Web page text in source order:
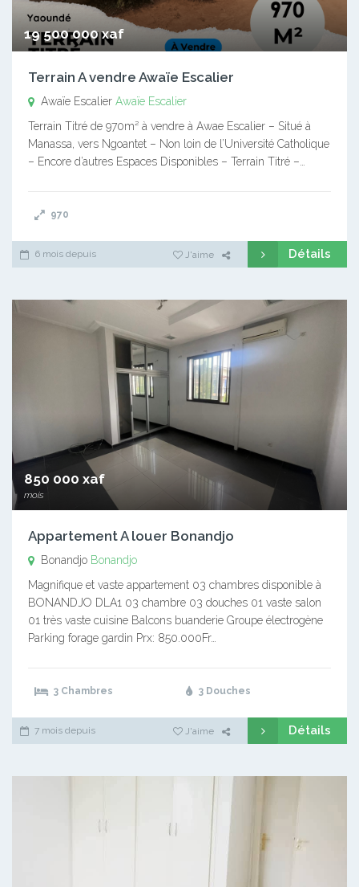
19 500 000 xaf
Terrain A vendre Awaïe Escalier
Awaïe Escalier Awaïe Escalier
Terrain Titré de 970m² à vendre à Awae Escalier – Situé à
Manassa, vers Ngoantet – Non loin de l’Université Catholique
– Encore d’autres Espaces Disponibles – Terrain Titré –…
970
6 mois depuis J'aime Détails
850 000 xaf
mois
Appartement A louer Bonandjo
Bonandjo Bonandjo
Magnifique et vaste appartement 03 chambres disponible à
BONANDJO DLA1 03 chambre 03 douches 01 vaste salon
01 très vaste cuisine Balcons buanderie Groupe électrogène
Parking forage gardin Prx: 850.000Fr…
3 Chambres 3 Douches
7 mois depuis J'aime Détails